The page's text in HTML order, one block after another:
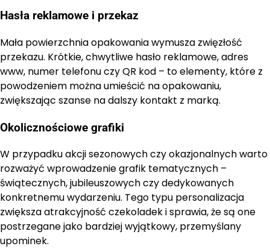
Hasła reklamowe i przekaz
Mała powierzchnia opakowania wymusza zwięzłość
przekazu. Krótkie, chwytliwe hasło reklamowe, adres
www, numer telefonu czy QR kod – to elementy, które z
powodzeniem można umieścić na opakowaniu,
zwiększając szanse na dalszy kontakt z marką.
Okolicznościowe grafiki
W przypadku akcji sezonowych czy okazjonalnych warto
rozważyć wprowadzenie grafik tematycznych –
świątecznych, jubileuszowych czy dedykowanych
konkretnemu wydarzeniu. Tego typu personalizacja
zwiększa atrakcyjność czekoladek i sprawia, że są one
postrzegane jako bardziej wyjątkowy, przemyślany
upominek.